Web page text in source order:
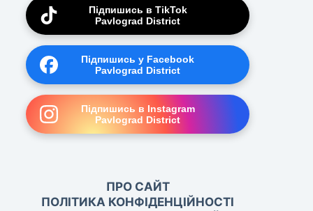
Підпишись в TikTok
Pavlograd District
Підпишись у Facebook
Pavlograd District
Підпишись в Instagram
Pavlograd District
ПРО САЙТ
ПОЛІТИКА КОНФІДЕНЦІЙНОСТІ